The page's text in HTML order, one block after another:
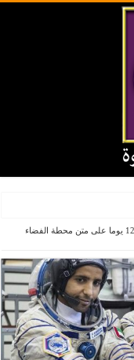
روسيا ترسل مليارديرا يابانيا لقضاء 12 يوما على متن محطة الفضاء